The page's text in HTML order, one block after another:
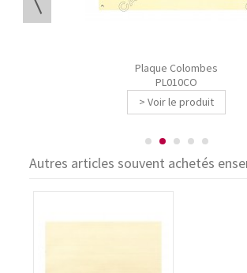
Plaque Colombes
PL010CO
> Voir le produit
Autres articles souvent achetés